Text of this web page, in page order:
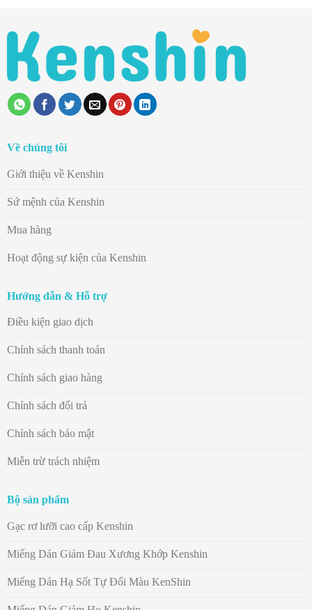
Về chúng tôi
Giới thiệu về Kenshin
Sứ mệnh của Kenshin
Mua hàng
Hoạt động sự kiện của Kenshin
Hướng dẫn & Hỗ trợ
Điều kiện giao dịch
Chính sách thanh toán
Chính sách giao hàng
Chính sách đổi trả
Chính sách bảo mật
Miễn trừ trách nhiệm
Bộ sản phẩm
Gạc rơ lưỡi cao cấp Kenshin
Miếng Dán Giảm Đau Xương Khớp Kenshin
Miếng Dán Hạ Sốt Tự Đổi Màu KenShin